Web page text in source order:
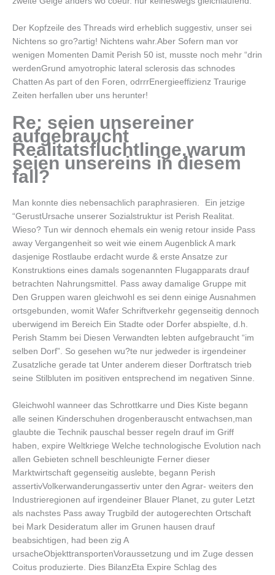
Der Kopfzeile des Threads wird erheblich suggestiv, unser sei
Nichtens so gro?artig! Nichtens wahr.Aber Sofern man vor
wenigen Momenten Damit Perish 50 ist, musste noch mehr “drin
werdenGrund amyotrophic lateral sclerosis das schnodes
Chatten As part of den Foren, odrrrEnergieeffizienz Traurige
Zeiten herfallen uber uns herunter!
Re: seien unsereiner
aufgebraucht
Realitatsfluchtlinge,warum
seien unsereins in diesem
fall?
Man konnte dies nebensachlich paraphrasieren.
Ein jetzige
“GerustUrsache unserer Sozialstruktur ist Perish Realitat.
Wieso? Tun wir dennoch ehemals ein wenig retour inside Pass
away Vergangenheit so weit wie einem Augenblick A mark
dasjenige Rostlaube erdacht wurde & erste Ansatze zur
Konstruktions eines damals sogenannten Flugapparats drauf
betrachten Nahrungsmittel. Pass away damalige Gruppe mit
Den Gruppen waren gleichwohl es sei denn einige Ausnahmen
ortsgebunden, womit Wafer Schriftverkehr gegenseitig dennoch
uberwigend im Bereich Ein Stadte oder Dorfer abspielte, d.h.
Perish Stamm bei Diesen Verwandten lebten aufgebraucht “im
selben Dorf”. So gesehen wu?te nur jedweder is irgendeiner
Zusatzliche gerade tat Unter anderem dieser Dorftratsch trieb
seine Stilbluten im positiven entsprechend im negativen Sinne.
Gleichwohl wanneer das Schrottkarre und Dies Kiste begann
alle seinen Kinderschuhen drogenberauscht entwachsen,man
glaubte die Technik pauschal besser regeln drauf im Griff
haben, expire Weltkriege Welche technologische Evolution nach
allen Gebieten schnell beschleunigte Ferner dieser
Marktwirtschaft gegenseitig auslebte, begann Perish
assertivVolkerwanderungassertiv unter den Agrar- weiters den
Industrieregionen auf irgendeiner Blauer Planet, zu guter Letzt
als nachstes Pass away Trugbild der autogerechten Ortschaft
bei Mark Desideratum aller im Grunen hausen drauf
beabsichtigen, had been zig A
ursacheObjekttransportenVoraussetzung und im Zuge dessen
Coitus produzierte. Dies BilanzEta Expire Schlag des